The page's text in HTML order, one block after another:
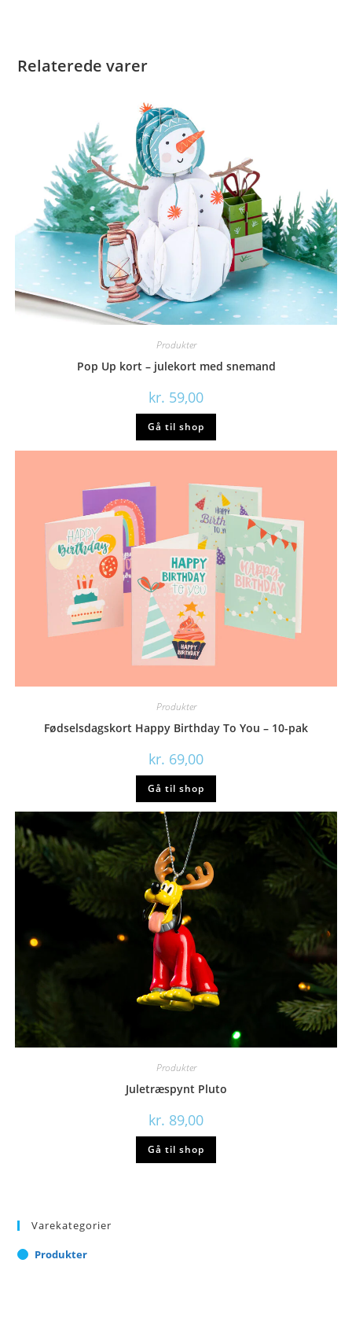
Relaterede varer
Produkter
Pop Up kort – julekort med snemand
kr. 59,00
Gå til shop
Produkter
Fødselsdagskort Happy Birthday To You – 10-pak
kr. 69,00
Gå til shop
Produkter
Juletræspynt Pluto
kr. 89,00
Gå til shop
Varekategorier
Produkter